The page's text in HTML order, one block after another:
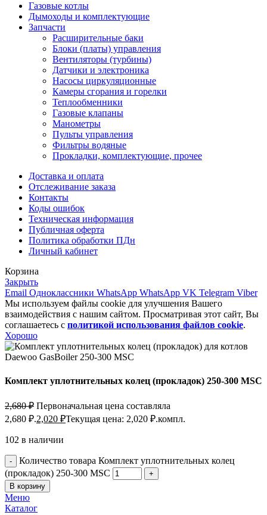
Газовые котлы
Дымоходы и комплектующие
Запчасти
Расширительные баки
Блоки (платы) управления
Вентиляторы (турбины)
Датчики и электроника
Насосы циркуляционные
Камеры сгорания и горелки
Теплообменники
Газовые клапаны
Манометры
Пульты управления
Фильтры водяные
Прокладки, комплектующие, прочее
Доставка и оплата
Отслеживание заказа
Контакты
Коды ошибок
Техническая информация
Публичная оферта
Политика обработки ПДн
Личный кабинет
Корзина
Закрыть
Email Одноклассники WhatsApp WhatsApp VK Telegram Viber
Мы используем файлы cookie для улучшения Вашего
взаимодействия с нашим сайтом. Просматривая этот сайт, Вы
соглашаетесь с политикой использования файлов cookie.
Хорошо
Комплект уплотнительных колец (прокладок) 250-300 MSC
2,680₽ Первоначальная цена составляла
2,680 ₽.2,020 ₽Текущая цена: 2,020 ₽.компл.
102 в наличии
Количество товара Комплект уплотнительных колец
(прокладок) 250-300 MSC
В корзину
Меню
Каталог